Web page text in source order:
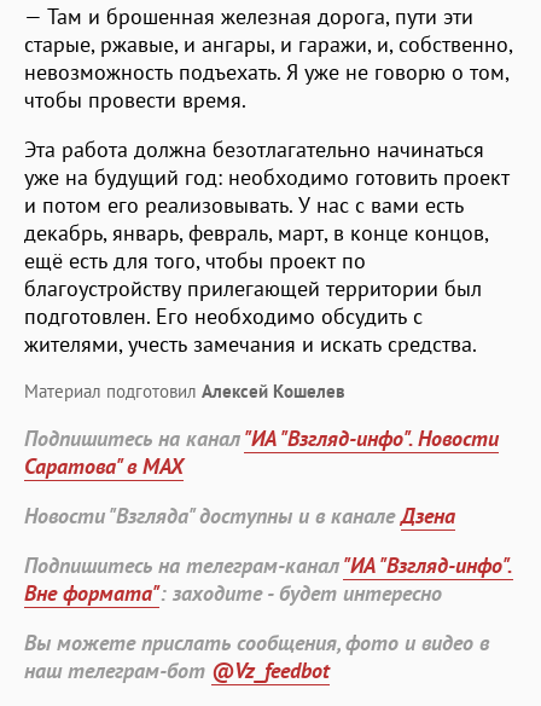
— Там и брошенная железная дорога, пути эти
старые, ржавые, и ангары, и гаражи, и, собственно,
невозможность подъехать. Я уже не говорю о том,
чтобы провести время.
Эта работа должна безотлагательно начинаться
уже на будущий год: необходимо готовить проект
и потом его реализовывать. У нас с вами есть
декабрь, январь, февраль, март, в конце концов,
ещё есть для того, чтобы проект по
благоустройству прилегающей территории был
подготовлен. Его необходимо обсудить с
жителями, учесть замечания и искать средства.
Материал подготовил Алексей Кошелев
Подпишитесь на канал"ИА "Взгляд-инфо". Новости
Саратова" в MAX
Новости "Взгляда" доступны и в каналеДзена
Подпишитесь на телеграм-канал"ИА "Взгляд-инфо".
Вне формата": заходите - будет интересно
Вы можете прислать сообщения, фото и видео в
наш телеграм-бот @Vz_feedbot